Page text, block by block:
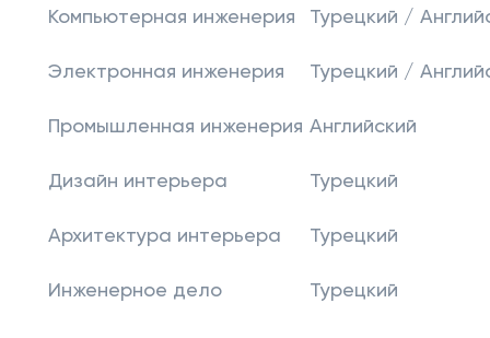
Компьютерная инженерия Турецкий /
Электронная инженерия Турецкий /
Промышленная инженерия Английский
Дизайн интерьера Турецкий
Архитектура интерьера Турецкий
Инженерное дело Турецкий